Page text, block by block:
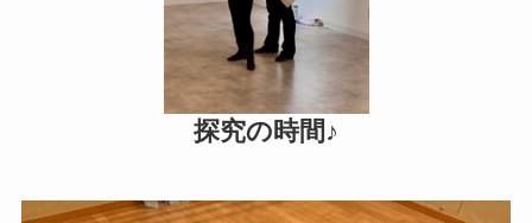
探究の時間♪